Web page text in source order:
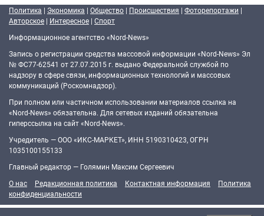
Политика | Экономика | Общество | Происшествия | Фоторепортажи |
Авторское | Интересное | Спорт
Информационное агентство «Nord-News»
Запись о регистрации средства массовой информации «Nord-News» Эл
№ ФС77-62541 от 27.07.2015 г. выдано Федеральной службой по
надзору в сфере связи, информационных технологий и массовых
коммуникаций (Роскомнадзор).
При полном или частичном использовании материалов ссылка на
«Nord-News» обязательна. Для сетевых изданий обязательна
гиперссылка на сайт «Nord-News».
Учредитель — ООО «ИКС-МАРКЕТ», ИНН 5190310423, ОГРН
1035100155133
Главный редактор — Голямин Максим Сергеевич
О нас
Редакционная политика Контактная информация
Политика
конфиденциальности